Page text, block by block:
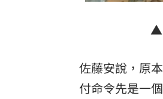
▲
佐藤安說，原
付命令先是一